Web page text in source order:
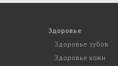
Здоровье
Здоровье зубов
Здоровье кожи